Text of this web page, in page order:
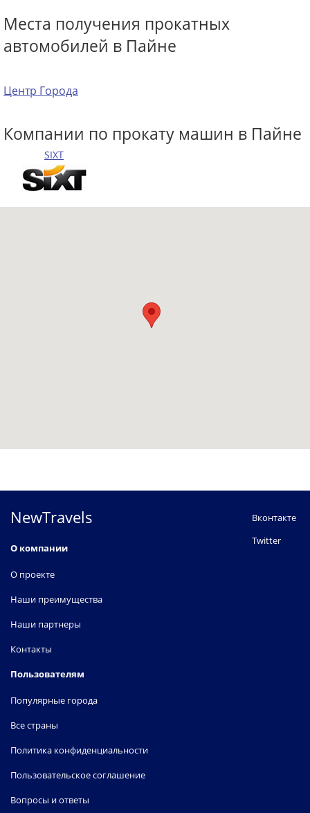
Места получения прокатных
автомобилей в Пайне
Центр Города
Компании по прокату машин в Пайне
SIXT
NewTravels
О компании
О проекте
Наши преимущества
Наши партнеры
Контакты
Пользователям
Популярные города
Все страны
Политика конфиденциальности
Пользовательское соглашение
Вопросы и ответы
Вконтакте
Twitter